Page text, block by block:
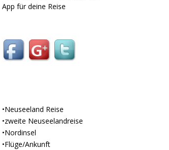
App für deine Reise
•Neuseeland Reise
•zweite Neuseelandreise
•Nordinsel
•Flüge/Ankunft